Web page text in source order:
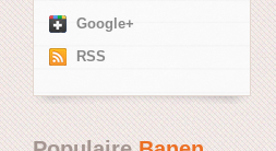
Google+
RSS